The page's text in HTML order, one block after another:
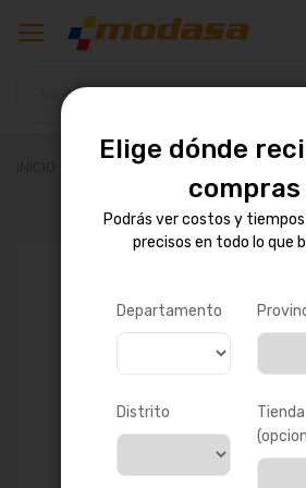
CONJUNTO DE TAPA DE
Elige dónde
compras
Podrás ver costos y
precisos en todo lo que
Departamento
Distrito
Tienda